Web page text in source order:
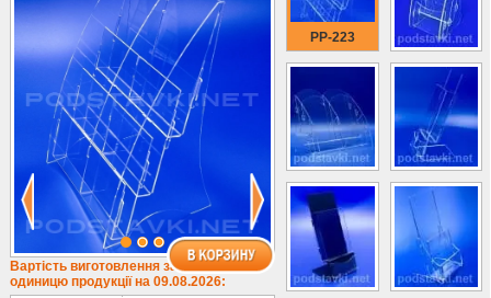
Під поліграфію
Кишені
А4 формат
А5 формат
А6 формат
А3 формат
1/3 формату А4
Комбіновані
Навісні кишені
Менюхолдери
Вартість виготовлення за
одиницю продукції на 09.08.2026:
PP-223